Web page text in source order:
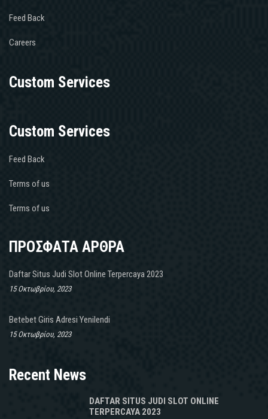
Feed Back
Careers
Custom Services
Custom Services
Feed Back
Terms of us
Terms of us
ΠΡΟΣΦΑΤΑ ΑΡΘΡΑ
Daftar Situs Judi Slot Online Terpercaya 2023
15 Οκτωβρίου, 2023
Betebet Giris Adresi Yenilendi
15 Οκτωβρίου, 2023
Recent News
DAFTAR SITUS JUDI SLOT ONLINE
TERPERCAYA 2023